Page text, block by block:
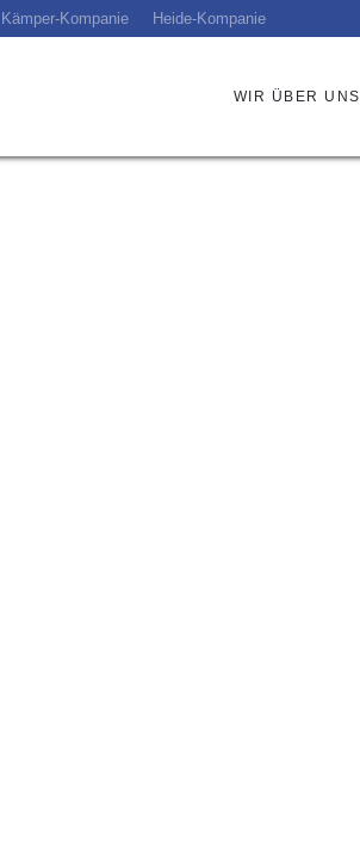
Kämper-Kompanie Heide-Kompanie
WIR ÜBER UNS